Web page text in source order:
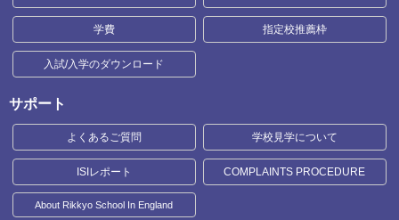
学費 指定校推薦枠
入試/入学のダウンロード
サポート
よくあるご質問 学校見学について
ISIレポート COMPLAINTS PROCEDURE
About Rikkyo School In England